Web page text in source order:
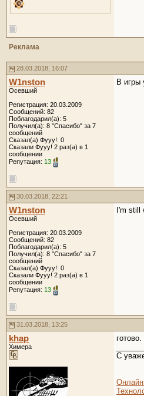
Реклама
28.03.2018, 16:07
W1nston
Осевший
Регистрация: 20.03.2009
Сообщений: 82
Поблагодарил(а): 5
Получил(а): 8 "Спасибо" за 7
сообщений
Сказал(а) Фууу!: 0
Сказали Фууу! 2 раз(а) в 1
сообщении
Репутация: 13
В игры
30.03.2018, 22:21
W1nston
Осевший
Регистрация: 20.03.2009
Сообщений: 82
Поблагодарил(а): 5
Получил(а): 8 "Спасибо" за 7
сообщений
Сказал(а) Фууу!: 0
Сказали Фууу! 2 раз(а) в 1
сообщении
Репутация: 13
I'm still
31.03.2018, 13:25
khap
Химера
готово.
C